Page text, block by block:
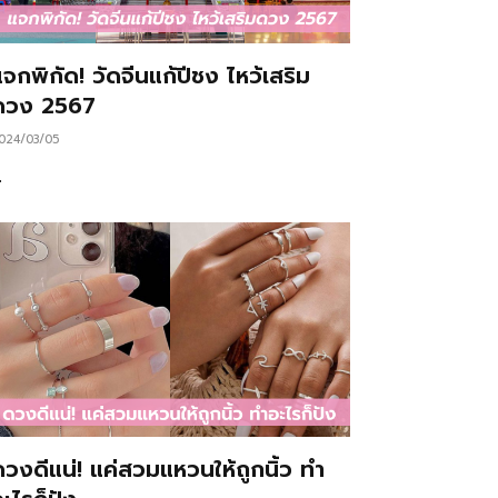
กพิกัด! วัดจีนแก้ปีชง ไหว้เสริม
ง 2567
03/05
งดีแน่! แค่สวมแหวนให้ถูกนิ้ว ทำ